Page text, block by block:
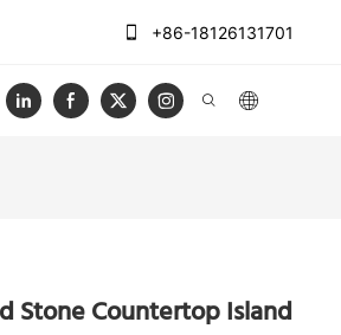
+86-18126131701
Stone Countertop Island